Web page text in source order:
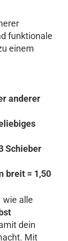
funktionale
einem
anderer
Schieber
breit = 1,50
wie alle
dein
Mit